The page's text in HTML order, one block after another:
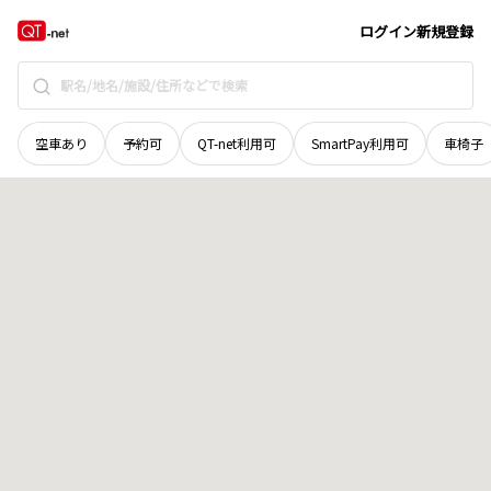
ログイン新規登録
空車あり 予約可 QT-net利用可 SmartPay利用可 車椅子
北海道